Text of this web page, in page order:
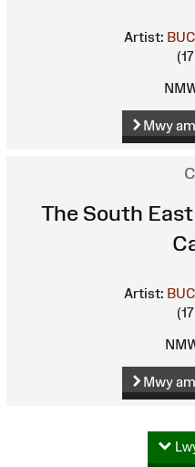
Artist:
Mwy
The South
Artist:
Mwy